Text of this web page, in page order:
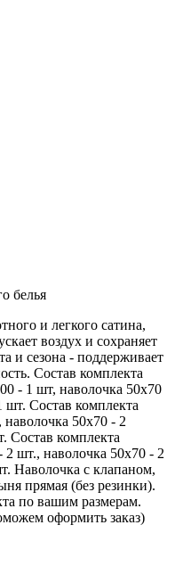
белья
и легкого сатина,
воздух и сохраняет
и сезона - поддерживает
Состав комплекта
- 1 шт, наволочка 50х70
Состав комплекта
50х70 - 2
Состав комплекта
шт., наволочка 50х70 - 2
Наволочка с клапаном,
прямая (без резинки).
по вашим размерам.
оформить заказ)